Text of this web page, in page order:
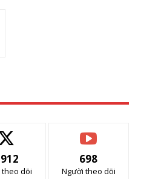
theo dõi
698
Người theo dõi